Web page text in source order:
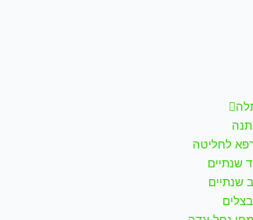
לחליטה
שנתיים
שנתיים